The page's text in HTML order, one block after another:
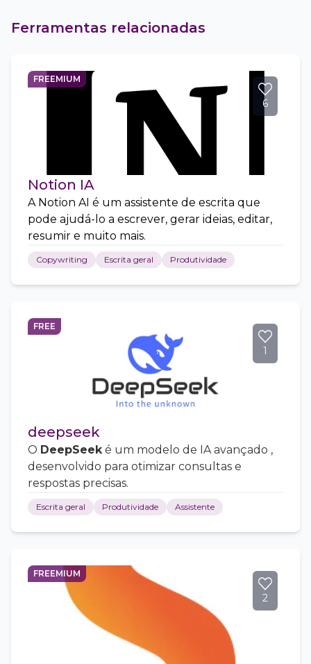
Ferramentas relacionadas
FREEMIUM
6
Notion IA
A Notion AI é um assistente de escrita que
pode ajudá-lo a escrever, gerar ideias, editar,
resumir e muito mais.
Copywriting Escrita geral Produtividade
FREE
1
deepseek
O DeepSeeké um modelo de IA avançado ,
desenvolvido para otimizar consultas e
respostas precisas.
Escrita geral Produtividade Assistente
FREEMIUM
2